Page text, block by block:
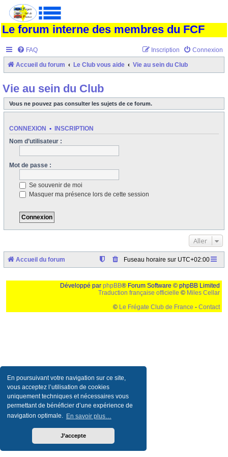
En poursuivant votre navigation sur ce site,
vous acceptez l’utilisation de cookies
uniquement techniques et nécessaires vous
permettant de bénéficier d’une expérience de
navigation optimale. En savoir plus…
J’accepte
Le forum interne des membres du FCF
FAQ Connexion
Inscription
Accueil du forum Le Club vous aide Vie au sein du Club
Vie au sein du Club
Vous ne pouvez pas consulter les sujets de ce forum.
CONNEXION • INSCRIPTION
Nom d’utilisateur :
Mot de passe :
Se souvenir de moi
Masquer ma présence lors de cette session
Aller
Accueil du forum Fuseau horaire sur UTC+02:00
Développé par phpBB® Forum Software © phpBB Limited
Traduction française officielle © Miles Cellar
© Le Frégate Club de France - Contact